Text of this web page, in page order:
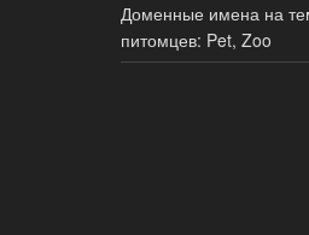
Доменные имена на
питомцев: Pet, Zoo